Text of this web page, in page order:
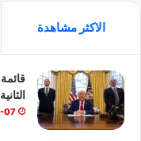
و
ك
T
u
الاكثر مشاهدة
07